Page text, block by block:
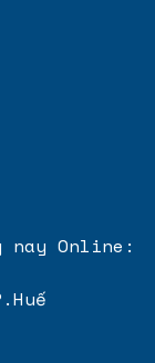
nay Online: